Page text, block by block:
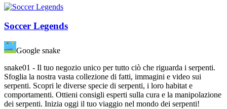
Soccer Legends
Google snake
snake01 - Il tuo negozio unico per tutto ciò che riguarda i serpenti.
Sfoglia la nostra vasta collezione di fatti, immagini e video sui
serpenti. Scopri le diverse specie di serpenti, i loro habitat e
comportamenti. Ottieni consigli esperti sulla cura e la manipolazione
dei serpenti. Inizia oggi il tuo viaggio nel mondo dei serpenti!